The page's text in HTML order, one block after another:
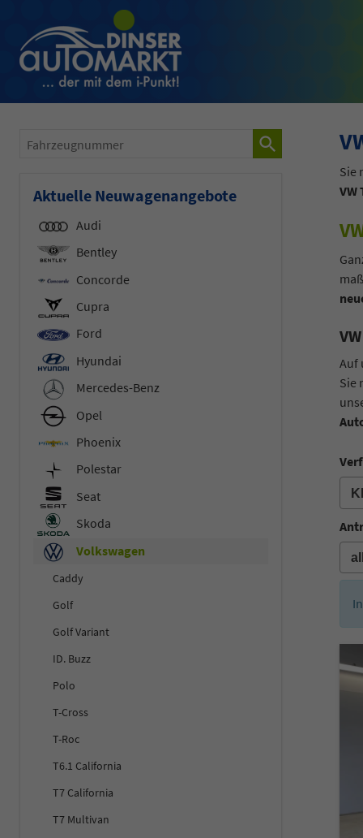
Sie
VW
Auf
Sie
Fahrzeugnummer
Aktuelle Neuwagenangebote
Audi
Bentley
Concorde
Cupra
Ford
Hyundai
Mercedes-Benz
Opel
Phoenix
Polestar
Seat
Skoda
Volkswagen
Caddy
Golf
Golf Variant
ID. Buzz
Polo
T-Cross
T-Roc
T6.1 California
T7 California
T7 Multivan